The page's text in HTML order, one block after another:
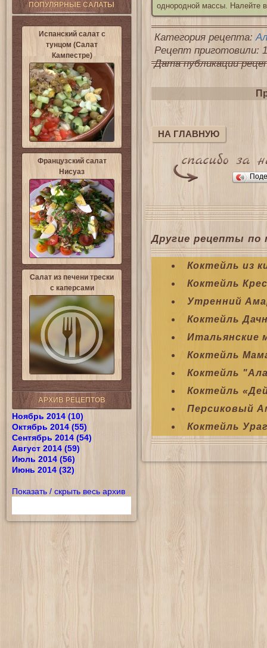
ПОПУЛЯРНЫЕ САЛАТЫ
Испанский салат с
тунцом (Салат
Кампестре)
Французский салат
Нисуаз
Салат из печени трески
с каперсами
АРХИВ РЕЦЕПТОВ
Ноябрь 2014 (10)
Октябрь 2014 (55)
Сентябрь 2014 (54)
Август 2014 (59)
Июль 2014 (56)
Июнь 2014 (32)
Показать / скрыть весь архив
однородной массы. Налейте
Категория рецепта:
Рецепт приготовили:
Дата публикации
НА ГЛАВНУЮ
Другие рецепты по
Коктейль из
Коктейль
Утренний
Коктейль
Итальянские
Коктейль
Коктейль
Коктейль
Персиковый
Коктейль